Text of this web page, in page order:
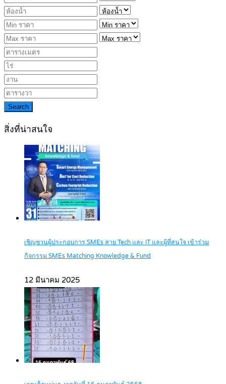
Search
สิ่งที่น่าสนใจ
เชิญชวนผู้ประกอบการ SMEs สาย Tech และ IT และผู้ที่สนใจ เข้าร่วม
กิจกรรม SMEs Matching Knowledge & Fund
12 มีนาคม 2025